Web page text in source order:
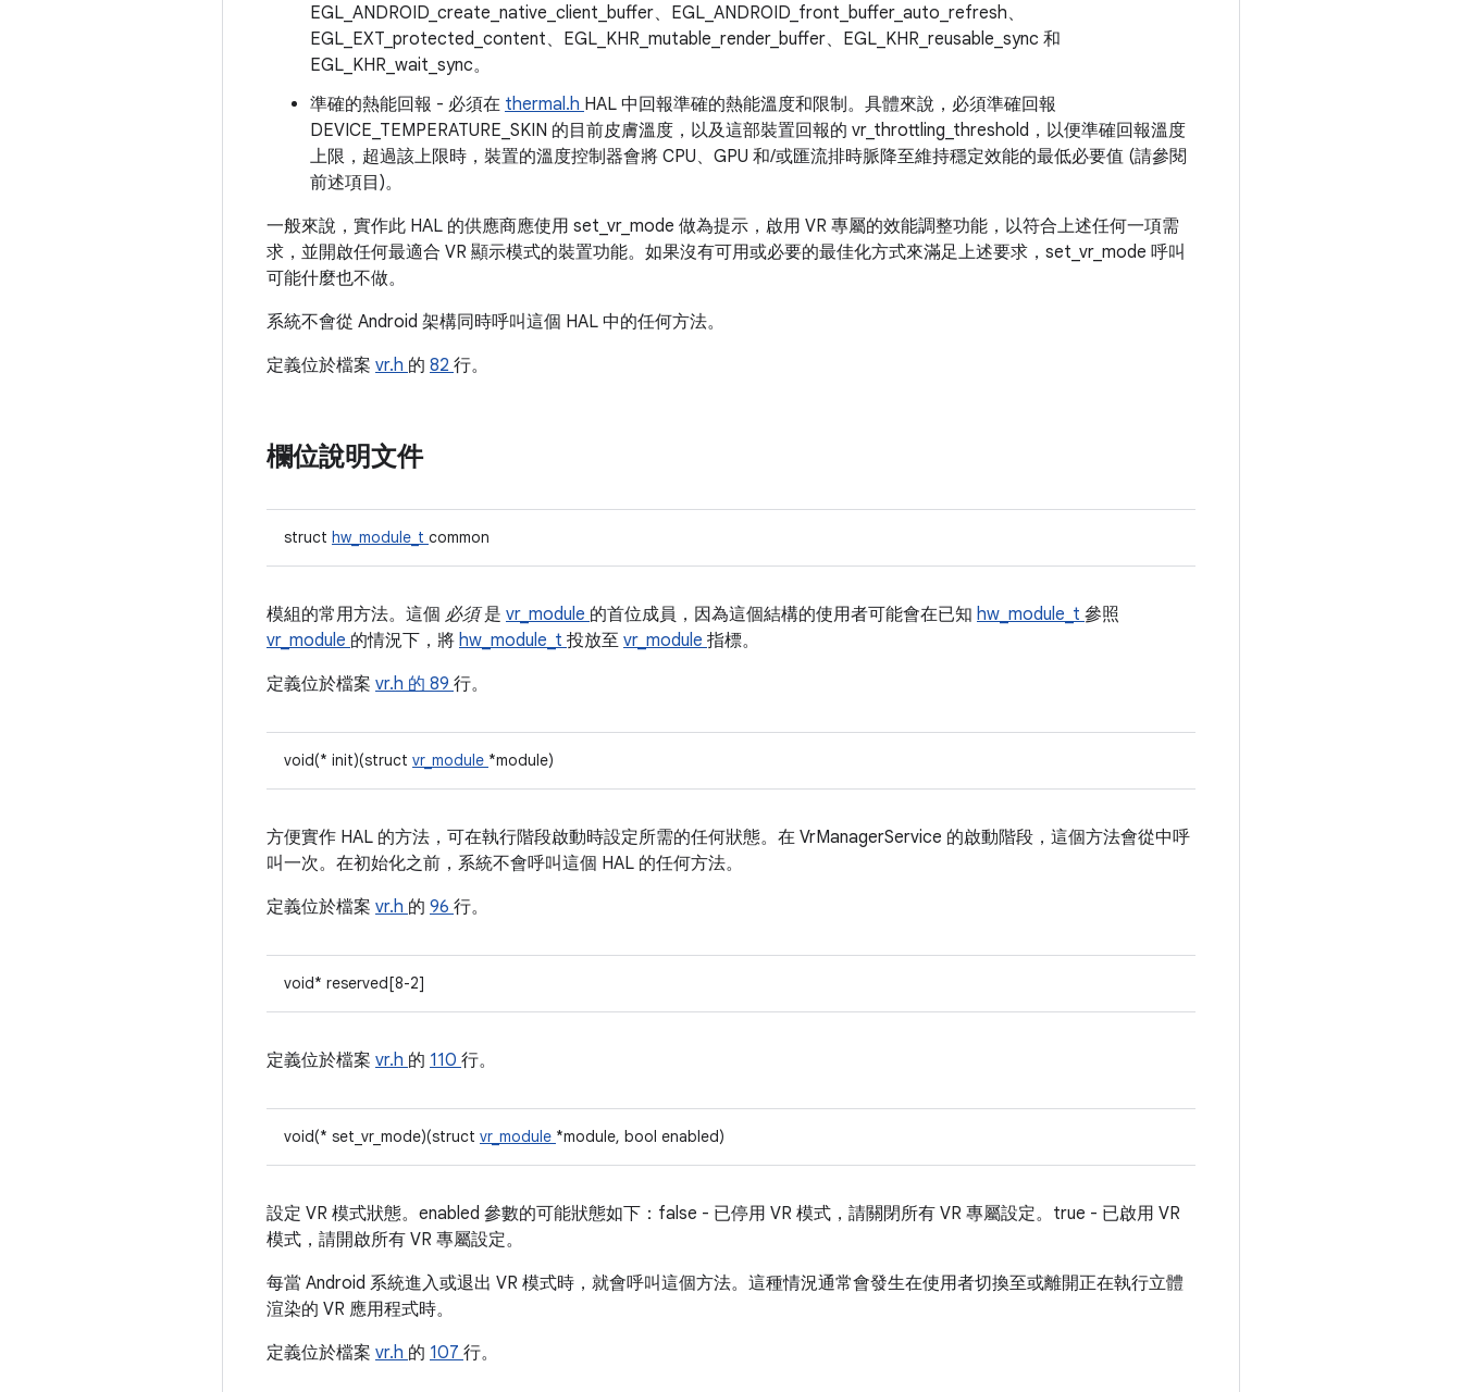
EGL_ANDROID_create_native_client_buffer、EGL_ANDROID_front_buffer_auto_refresh、
EGL_EXT_protected_content、EGL_KHR_mutable_render_buffer、EGL_KHR_reusable_sync 和
EGL_KHR_wait_sync。
準確的熱能回報 - 必須在 thermal.h HAL 中回報準確的熱能溫度和限制。具體來說，必須準確回報
DEVICE_TEMPERATURE_SKIN 的目前皮膚溫度，以及這部裝置回報的 vr_throttling_threshold，以便準確回報溫度
上限，超過該上限時，裝置的溫度控制器會將 CPU、GPU 和/或匯流排時脈降至維持穩定效能的最低必要值 (請參閱
前述項目)。
一般來說，實作此 HAL 的供應商應使用 set_vr_mode 做為提示，啟用 VR 專屬的效能調整功能，以符合上述任何一項需
求，並開啟任何最適合 VR 顯示模式的裝置功能。如果沒有可用或必要的最佳化方式來滿足上述要求，set_vr_mode 呼叫
可能什麼也不做。
系統不會從 Android 架構同時呼叫這個 HAL 中的任何方法。
定義位於檔案 vr.h 的 82 行。
欄位說明文件
struct hw_module_t common
模組的常用方法。這個 必須是 vr_module 的首位成員，因為這個結構的使用者可能會在已知 hw_module_t 參照
vr_module 的情況下，將 hw_module_t 投放至 vr_module 指標。
定義位於檔案 vr.h 的 89 行。
void(* init)(struct vr_module *module)
方便實作 HAL 的方法，可在執行階段啟動時設定所需的任何狀態。在 VrManagerService 的啟動階段，這個方法會從中呼
叫一次。在初始化之前，系統不會呼叫這個 HAL 的任何方法。
定義位於檔案 vr.h 的 96 行。
void* reserved[8-2]
定義位於檔案 vr.h 的 110 行。
void(* set_vr_mode)(struct vr_module *module, bool enabled)
設定 VR 模式狀態。enabled 參數的可能狀態如下：false - 已停用 VR 模式，請關閉所有 VR 專屬設定。true - 已啟用 VR
模式，請開啟所有 VR 專屬設定。
每當 Android 系統進入或退出 VR 模式時，就會呼叫這個方法。這種情況通常會發生在使用者切換至或離開正在執行立體
渲染的 VR 應用程式時。
定義位於檔案 vr.h 的 107 行。